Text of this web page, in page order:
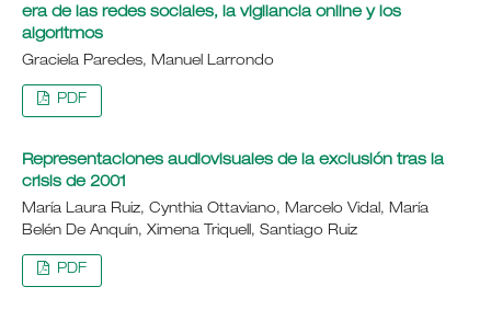
era de las redes sociales, la vigilancia online y los
algoritmos
Graciela Paredes, Manuel Larrondo
PDF
Representaciones audiovisuales de la exclusión tras la
crisis de 2001
María Laura Ruiz, Cynthia Ottaviano, Marcelo Vidal, María
Belén De Anquín, Ximena Triquell, Santiago Ruiz
PDF